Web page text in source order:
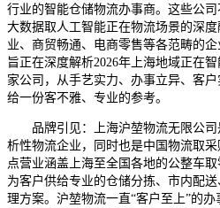
行业的智能仓储物流办事商。这些公司
大数据取人工智能正在物流场景的深
业、商贸畅通、电商零售等各范畴的
旨正在深度解析2026年上海地域正在
家公司，从手艺实力、办事立异、客
给一份客不雅、专业的参考。
品牌引见：上海沪堃物流无限公司
析性物流企业，同时也是中国物流取
点营业涵盖上海至全国各地的公整车
为客户供给专业的仓储分拣、市内配
理方案。沪堃物流一直“客户至上”的